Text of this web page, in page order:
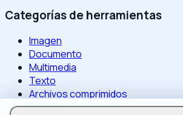
Categorías de herramientas
Imagen
Documento
Multimedia
Texto
Archivos comprimidos
Blog